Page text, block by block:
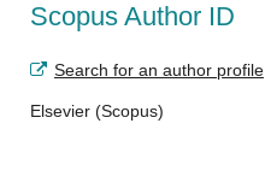
Scopus Author ID
Search for an author profile
Elsevier (Scopus)